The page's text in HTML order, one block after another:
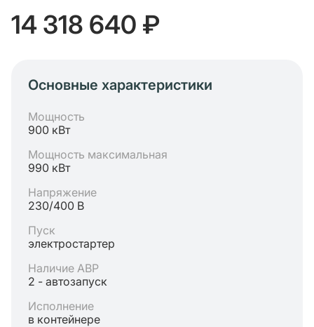
14 318 640 ₽
Основные характеристики
Мощность
900 кВт
Мощность максимальная
990 кВт
Напряжение
230/400 В
Пуск
электростартер
Наличие АВР
2 - автозапуск
Исполнение
в контейнере